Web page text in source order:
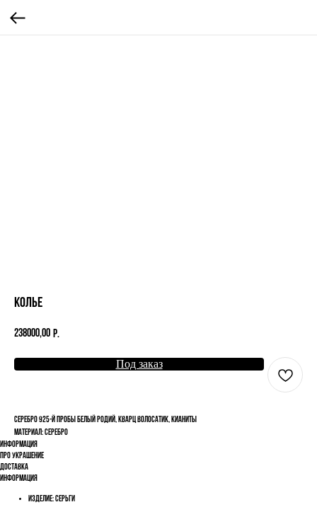
колье
238000,00 р.
Под заказ
Серебро 925-й пробы белый родий, кварц волосатик, кианиты
материал: серебро
Информация
Про украшение
Доставка
Информация
Изделие: серьги